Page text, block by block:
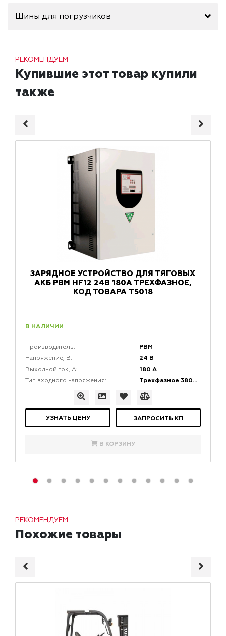
Шины для погрузчиков
РЕКОМЕНДУЕМ
Купившие этот товар купили
также
ЗАРЯДНОЕ УСТРОЙСТВО ДЛЯ ТЯГОВЫХ
АКБ PBM HF12 24В 180А ТРЕХФАЗНОЕ,
КОД ТОВАРА T5018
В НАЛИЧИИ
Производитель: PBM
Напряжение, В: 24 В
Выходной ток, A: 180 А
Тип входного напряжения: Трехфазное 380V (AC)
УЗНАТЬ ЦЕНУ ЗАПРОСИТЬ КП
В КОРЗИНУ
РЕКОМЕНДУЕМ
Похожие товары